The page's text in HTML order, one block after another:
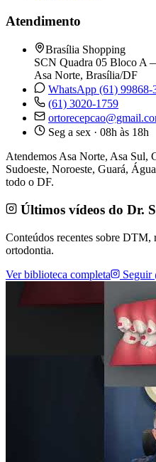
Atendimento
Brasília Shopping
SCN Quadra 05 Bloco A
Asa Norte, Brasília/DF
WhatsApp (61) 99868-
(61) 3020-1759
Seg a sex · 08h às 18h
Atendemos Asa Norte, Asa Sul,
Sudoeste, Noroeste, Guará,
todo o DF.
Últimos vídeos do Dr.
Conteúdos recentes sobre
ortodontia.
Ver biblioteca completa
Seguir